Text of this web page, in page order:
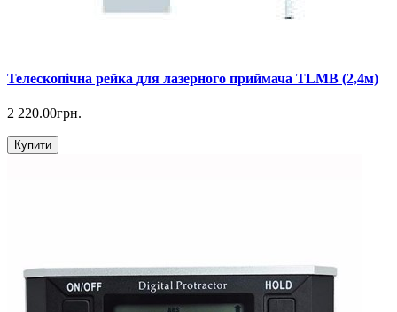
Телескопічна рейка для лазерного приймача TLMB (2,4м)
2 220.00грн.
Купити